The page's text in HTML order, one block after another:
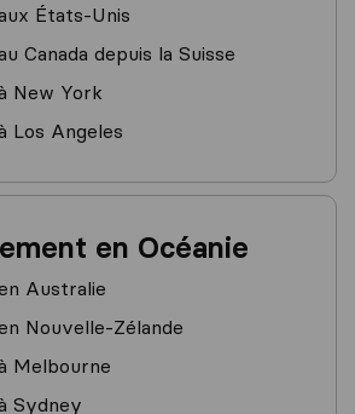
États-Unis
Canada depuis la Suisse
New York
Los Angeles
en Océanie
Australie
Nouvelle-Zélande
Melbourne
Sydney